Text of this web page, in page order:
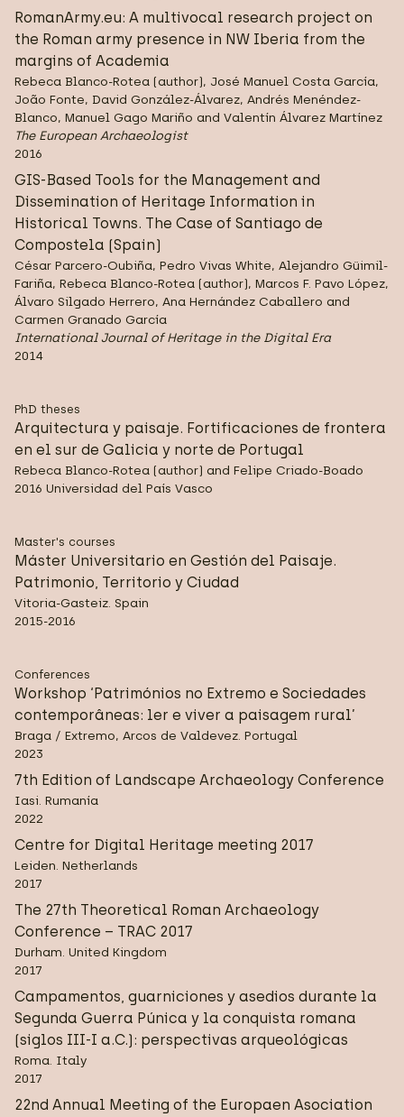
RomanArmy.eu: A multivocal research project on
the Roman army presence in NW Iberia from the
margins of Academia
Rebeca Blanco-Rotea (author), José Manuel Costa García,
João Fonte, David González-Álvarez, Andrés Menéndez-
Blanco, Manuel Gago Mariño and Valentín Álvarez Martínez
The European Archaeologist
2016
GIS-Based Tools for the Management and
Dissemination of Heritage Information in
Historical Towns. The Case of Santiago de
Compostela (Spain)
César Parcero-Oubiña, Pedro Vivas White, Alejandro Güimil-
Fariña, Rebeca Blanco-Rotea (author), Marcos F. Pavo López,
Álvaro Silgado Herrero, Ana Hernández Caballero and
Carmen Granado García
International Journal of Heritage in the Digital Era
2014
PhD theses
Arquitectura y paisaje. Fortificaciones de frontera
en el sur de Galicia y norte de Portugal
Rebeca Blanco-Rotea (author) and Felipe Criado-Boado
2016 Universidad del País Vasco
Master's courses
Máster Universitario en Gestión del Paisaje.
Patrimonio, Territorio y Ciudad
Vitoria-Gasteiz. Spain
2015-2016
Conferences
Workshop ‘Patrimónios no Extremo e Sociedades
contemporâneas: ler e viver a paisagem rural’
Braga / Extremo, Arcos de Valdevez. Portugal
2023
7th Edition of Landscape Archaeology Conference
Iasi. Rumanía
2022
Centre for Digital Heritage meeting 2017
Leiden. Netherlands
2017
The 27th Theoretical Roman Archaeology
Conference – TRAC 2017
Durham. United Kingdom
2017
Campamentos, guarniciones y asedios durante la
Segunda Guerra Púnica y la conquista romana
(siglos III-I a.C.): perspectivas arqueológicas
Roma. Italy
2017
22nd Annual Meeting of the Europaen Asociation